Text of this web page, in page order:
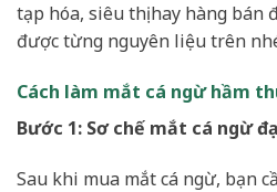
tạp hóa, siêu thị hay hàng bán
được từng nguyên liệu trên
Cách làm mắt cá ngừ hầm
Bước 1: Sơ chế mắt cá ngừ
Sau khi mua mắt cá ngừ, bạn